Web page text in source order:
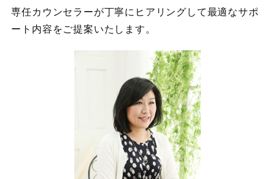
専任カウンセラーが丁寧にヒアリングして最適なサポ
ート内容をご提案いたします。